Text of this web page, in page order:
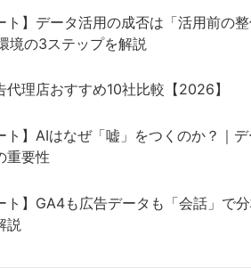
ト】データ活用の成否は「活用前の
境の3ステップを解説
代理店おすすめ10社比較【2026】
ト】AIはなぜ「嘘」をつくのか？｜
重要性
ト】GA4も広告データも「会話」で
説